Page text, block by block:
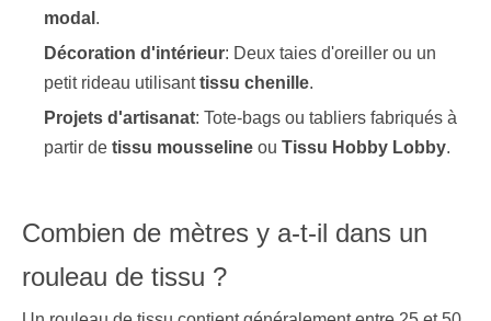
modal .
Décoration d'intérieur: Deux taies d'oreiller ou un
petit rideau utilisanttissu chenille.
Projets d'artisanat: Tote-bags ou tabliers fabriqués à
partir de tissu mousseline ou Tissu Hobby Lobby.
Combien de mètres y a-t-il dans un
rouleau de tissu ?